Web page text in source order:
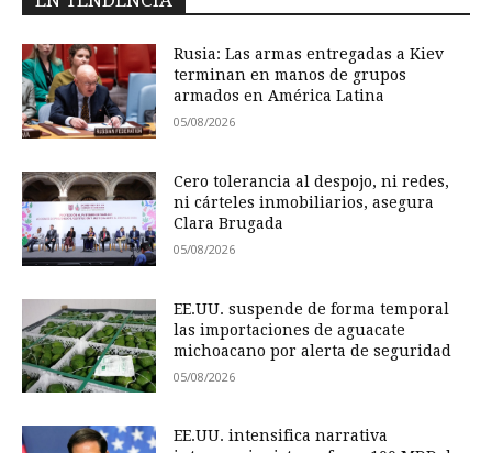
Rusia: Las armas entregadas a Kiev
terminan en manos de grupos
armados en América Latina
05/08/2026
Cero tolerancia al despojo, ni redes,
ni cárteles inmobiliarios, asegura
Clara Brugada
05/08/2026
EE.UU. suspende de forma temporal
las importaciones de aguacate
michoacano por alerta de seguridad
05/08/2026
EE.UU. intensifica narrativa